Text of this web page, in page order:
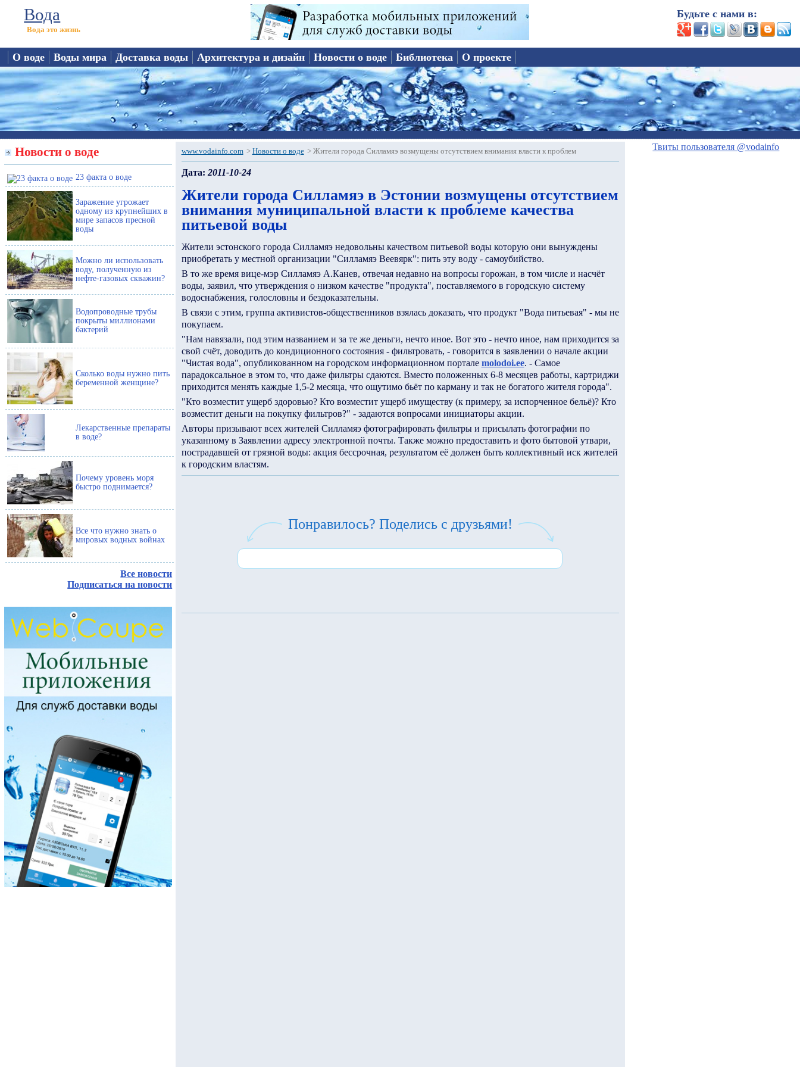
Вода
Вода это жизнь
Будьте с нами в:
О воде Воды мира Доставка воды Архитектура и дизайн Новости о воде Библиотека О проекте
Новости о воде
23 факта о воде
Заражение угрожает
одному из крупнейших в
мире запасов пресной
воды
Можно ли использовать
воду, полученную из
нефте-газовых скважин?
Водопроводные трубы
покрыты миллионами
бактерий
Сколько воды нужно пить
беременной женщине?
Лекарственные препараты
в воде?
Почему уровень моря
быстро поднимается?
Все что нужно знать о
мировых водных войнах
Все новости
Подписаться на новости
www.vodainfo.com > Новости о воде > Жители города Силламяэ возмущены отсутствием внимания власти к проблем
Дата: 2011-10-24
Жители города Силламяэ в Эстонии возмущены отсутствием
внимания муниципальной власти к проблеме качества
питьевой воды
Жители эстонского города Силламяэ недовольны качеством питьевой воды которую они вынуждены
приобретать у местной организации "Силламяэ Веевярк": пить эту воду - самоубийство.
В то же время вице-мэр Силламяэ А.Канев, отвечая недавно на вопросы горожан, в том числе и насчёт
воды, заявил, что утверждения о низком качестве "продукта", поставляемого в городскую систему
водоснабжения, голословны и бездоказательны.
В связи с этим, группа активистов-общественников взялась доказать, что продукт "Вода питьевая" - мы не
покупаем.
"Нам навязали, под этим названием и за те же деньги, нечто иное. Вот это - нечто иное, нам приходится за
свой счёт, доводить до кондиционного состояния - фильтровать, - говорится в заявлении о начале акции
"Чистая вода", опубликованном на городском информационном портале molodoi.ee. - Самое
парадоксальное в этом то, что даже фильтры сдаются. Вместо положенных 6-8 месяцев работы, картриджи
приходится менять каждые 1,5-2 месяца, что ощутимо бьёт по карману и так не богатого жителя города".
"Кто возместит ущерб здоровью? Кто возместит ущерб имуществу (к примеру, за испорченное бельё)? Кто
возместит деньги на покупку фильтров?" - задаются вопросами инициаторы акции.
Авторы призывают всех жителей Силламяэ фотографировать фильтры и присылать фотографии по
указанному в Заявлении адресу электронной почты. Также можно предоставить и фото бытовой утвари,
пострадавшей от грязной воды: акция бессрочная, результатом её должен быть коллективный иск жителей
к городским властям.
Понравилось? Поделись с друзьями!
Твиты пользователя @vodainfo